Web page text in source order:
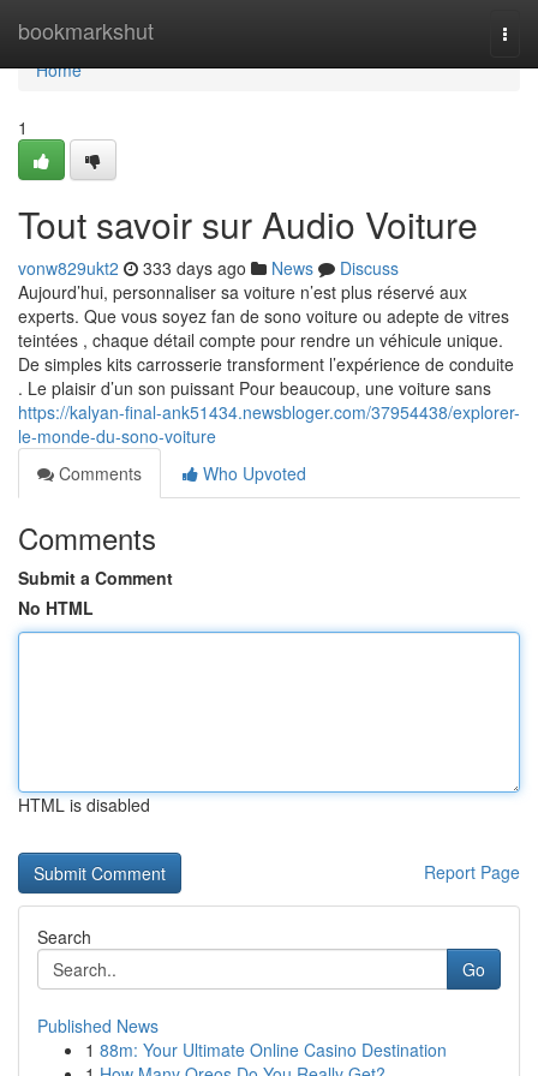
bookmarkshut
Home
Home
1
Tout savoir sur Audio Voiture
vonw829ukt2 333 days ago News
Discuss
Aujourd’hui, personnaliser sa voiture n’est plus réservé aux
experts. Que vous soyez fan de sono voiture ou adepte de vitres
teintées , chaque détail compte pour rendre un véhicule unique.
De simples kits carrosserie transforment l’expérience de conduite
. Le plaisir d’un son puissant Pour beaucoup, une voiture sans
https://kalyan-final-ank51434.newsbloger.com/37954438/explorer-
le-monde-du-sono-voiture
Comments
Who Upvoted
Comments
Submit a Comment
No HTML
HTML is disabled
Report Page
Search
Go
Published News
1 88m: Your Ultimate Online Casino Destination